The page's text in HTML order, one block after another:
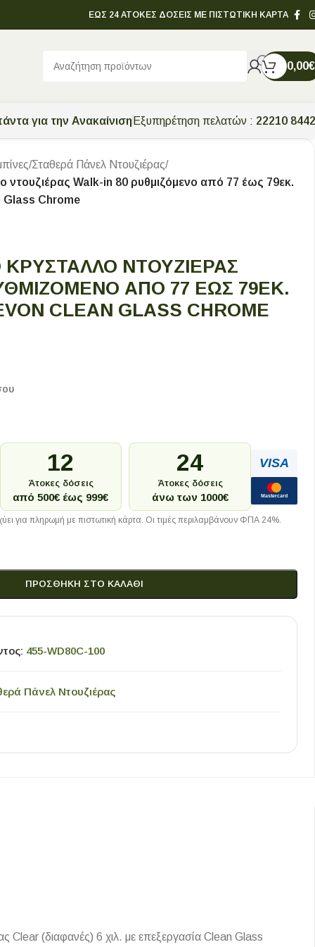
ΕΩΣ 24 ΑΤΟΚΕΣ ΔΟΣΕΙΣ ΜΕ ΠΙΣΤΩΤΙΚΗ ΚΑΡΤΑ
0,00€
για την Ανακαίνιση Εξυπηρέτηση πελατών : 22210
/Σταθερά Πάνελ Ντουζιέρας/
ντουζιέρας Walk-in 80 ρυθμιζόμενo από 77 έως 79εκ.
Glass Chrome
ΚΡΎΣΤΑΛΛΟ ΝΤΟΥΖΙΈΡΑΣ
ΑΠΌ 77 ΈΩΣ 79ΕΚ.
CLEAN GLASS CHROME
12
Άτοκες δόσεις
από 500€ έως 999€
24
Άτοκες δόσεις
άνω των 1000€
VISA
Mastercard
για πληρωμή με πιστωτική κάρτα. Οι τιμές περιλαμβάνουν ΦΠΑ 24%.
ΠΡΟΣΘΉΚΗ ΣΤΟ ΚΑΛΆΘΙ
455-WD80C-100
Πάνελ Ντουζιέρας
Clear (διαφανές) 6 χιλ. με επεξεργασία Clean Glass